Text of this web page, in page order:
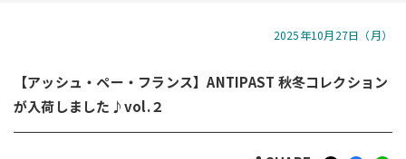
2025年10月27日（月）
【アッシュ・ペー・フランス】ANTIPAST 秋冬コレクション
が入荷しました♪vol.２